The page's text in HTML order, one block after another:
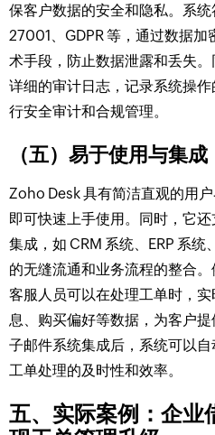
保客户数据的安全和隐私。系
27001、GDPR 等，通过数据
术手段，防止数据泄露和丢失
详细的审计日志，记录系统操
行安全审计和合规管理。​
（五）易于使用与集成​
Zoho Desk 具有简洁直观的用
即可快速上手使用。同时，它
集成，如 CRM 系统、ERP 系
的无缝流通和业务流程的整合。
客服人员可以在处理工单时，
息、购买偏好等数据，为客户
子邮件系统集成后，系统可以
工单处理的及时性和效率。​
五、实际案例：企业